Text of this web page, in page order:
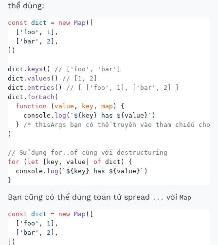
thể dùng:
const dict = new Map ([
'foo' , 1
],
'bar' , 2 ],
])
dict. keys ()
// ['foo', 'bar']
dict. values ()
// [1, 2]
dict. entries ()
// [ ['foo', 1], ['bar', 2] ]
dict. forEach (
  function
( value , key , map ) {
    console.
log ( `${ key } has ${ value }` )
  }
/* thisArgs bạn có thể truyền vào tham chiếu
)
// Sử dụng for..of cùng với destructuring
for ( let [key, value] of dict) {
  console.
log ( `${ key } has ${ value }` )
}
Bạn cũng có thể dùng toán tử spread ... với Map
const dict = new Map ([
'foo' , 1
],
'bar' , 2 ],
])